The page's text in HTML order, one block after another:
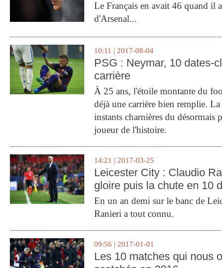
Le Français en avait 46 quand il
d'Arsenal...
10:11 | 2017-08-04
PSG : Neymar, 10 dates-
carrière
À 25 ans, l'étoile montante du
déjà une carrière bien remplie.
instants charnières du désormais
joueur de l'histoire.
14:21 | 2017-03-25
Leicester City : Claudio
gloire puis la chute en 10
En un an demi sur le banc de
Ranieri a tout connu.
09:56 | 2017-01-01
Les 10 matches qui nous